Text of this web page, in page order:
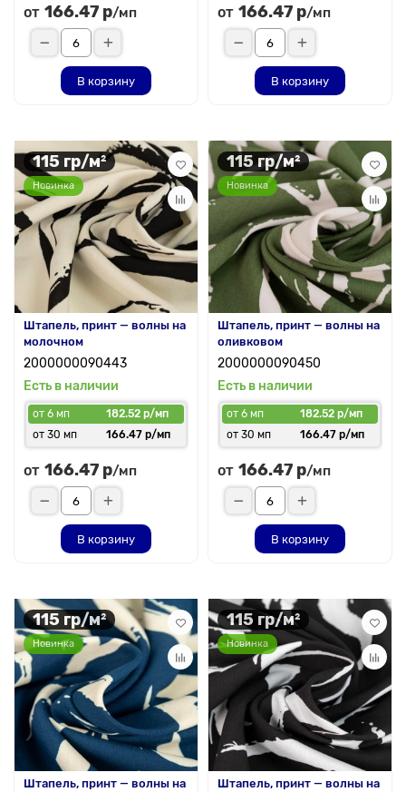
от 166.47 р/мп
В корзину
от 166.47 р/мп
В корзину
115 гр/м²
Новинка
Штапель, принт — волны на
молочном
2000000090443
Есть в наличии
от 6 мп
182.52 р/мп
от 30 мп
166.47 р/мп
от 166.47 р/мп
В корзину
115 гр/м²
Новинка
Штапель, принт — волны на
оливковом
2000000090450
Есть в наличии
от 6 мп
182.52 р/мп
от 30 мп
166.47 р/мп
от 166.47 р/мп
В корзину
115 гр/м²
Новинка
Штапель, принт — волны на
115 гр/м²
Новинка
Штапель, принт — волны на